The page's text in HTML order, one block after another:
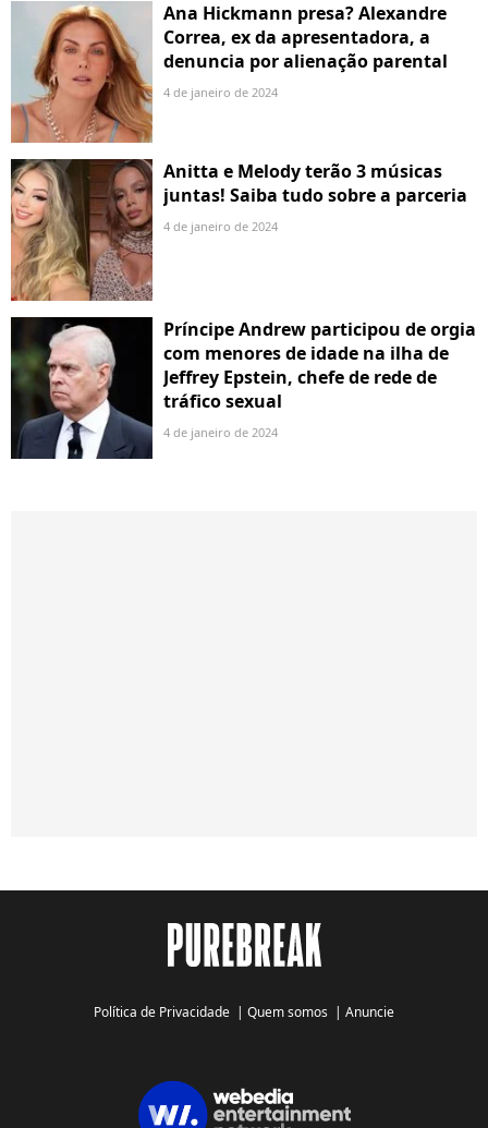
Ana Hickmann presa? Alexandre
Correa, ex da apresentadora, a
denuncia por alienação parental
4 de janeiro de 2024
Anitta e Melody terão 3 músicas
juntas! Saiba tudo sobre a parceria
4 de janeiro de 2024
Príncipe Andrew participou de orgia
com menores de idade na ilha de
Jeffrey Epstein, chefe de rede de
tráfico sexual
4 de janeiro de 2024
Política de Privacidade | Quem somos | Anuncie